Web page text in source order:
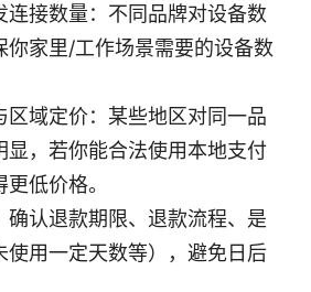
连接数量：不同品牌对设备数
你家里/工作场景需要的设备数
区域定价：某些地区对同一品
显，若你能合法使用本地支付
低价格。
确认退款期限、退款流程、是
使用一定天数等），避免日后